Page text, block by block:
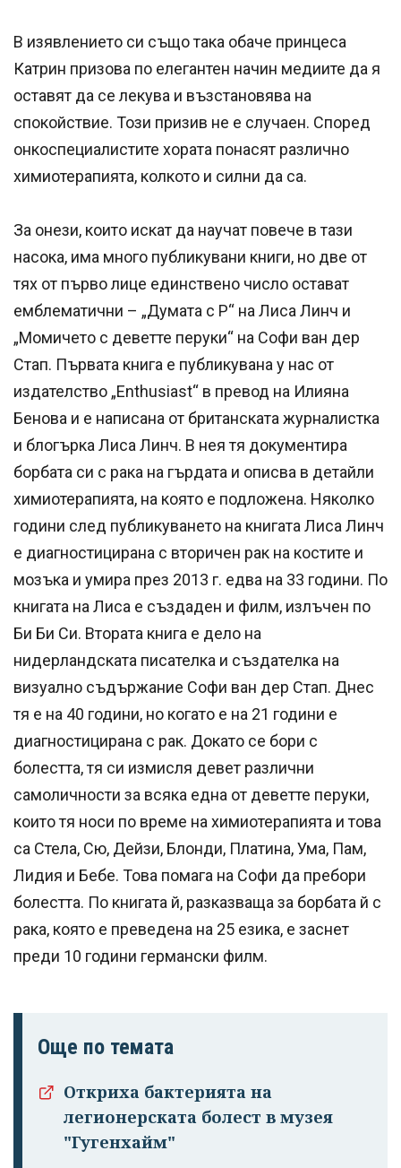
В изявлението си също така обаче принцеса
Катрин призова по елегантен начин медиите да я
оставят да се лекува и възстановява на
спокойствие. Този призив не е случаен. Според
онкоспециалистите хората понасят различно
химиотерапията, колкото и силни да са.
За онези, които искат да научат повече в тази
насока, има много публикувани книги, но две от
тях от първо лице единствено число остават
емблематични – „Думата с Р“ на Лиса Линч и
„Момичето с деветте перуки“ на Софи ван дер
Стап. Първата книга е публикувана у нас от
издателство „Enthusiast“ в превод на Илияна
Бенова и е написана от британската журналистка
и блогърка Лиса Линч. В нея тя документира
борбата си с рака на гърдата и описва в детайли
химиотерапията, на която е подложена. Няколко
години след публикуването на книгата Лиса Линч
е диагностицирана с вторичен рак на костите и
мозъка и умира през 2013 г. едва на 33 години. По
книгата на Лиса е създаден и филм, излъчен по
Би Би Си. Втората книга е дело на
нидерландската писателка и създателка на
визуално съдържание Софи ван дер Стап. Днес
тя е на 40 години, но когато е на 21 години е
диагностицирана с рак. Докато се бори с
болестта, тя си измисля девет различни
самоличности за всяка една от деветте перуки,
които тя носи по време на химиотерапията и това
са Стела, Сю, Дейзи, Блонди, Платина, Ума, Пам,
Лидия и Бебе. Това помага на Софи да пребори
болестта. По книгата й, разказваща за борбата й с
рака, която е преведена на 25 езика, е заснет
преди 10 години германски филм.
Още по темата
Откриха бактерията на
легионерската болест в музея
"Гугенхайм"